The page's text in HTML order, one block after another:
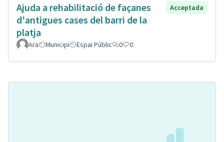
Ajuda a rehabilitació de façanes
d'antigues cases del barri de la
platja
Acceptada
Ara Municipi Espai Públic 0 0